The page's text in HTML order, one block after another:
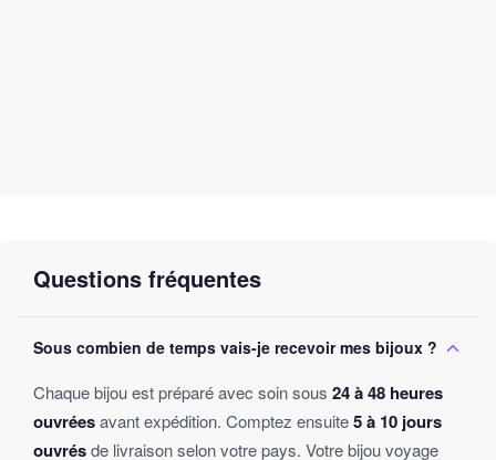
Questions fréquentes
Sous combien de temps vais-je recevoir mes bijoux ?
Chaque bijou est préparé avec soin sous 24 à 48 heures
ouvréesavant expédition. Comptez ensuite5 à 10 jours
ouvrésde livraison selon votre pays. Votre bijou voyage